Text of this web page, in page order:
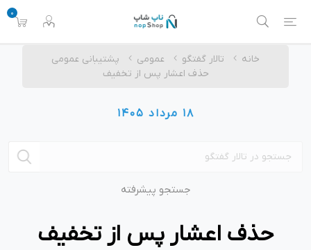
0
خانه تالار گفتگو عمومی
پشتیبانی عمومی
حذف اعشار پس از تخفیف
18 مرداد 1405
جستجو پیشرفته
حذف اعشار پس از تخفیف